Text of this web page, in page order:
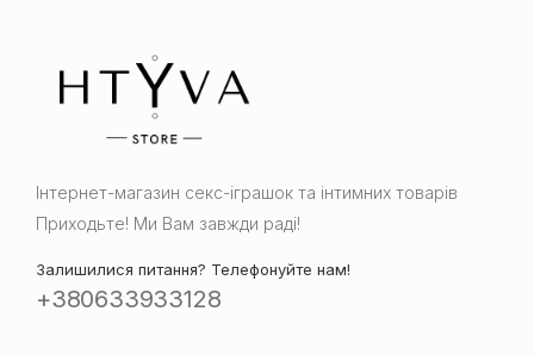
Інтернет-магазин cекс-іграшок та інтимних товарів
Приходьте! Ми Вам завжди раді!
Залишилися питання? Телефонуйте нам!
+380633933128